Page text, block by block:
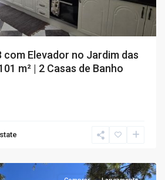
Elevador no Jardim das
m² | 2 Casas de Banho